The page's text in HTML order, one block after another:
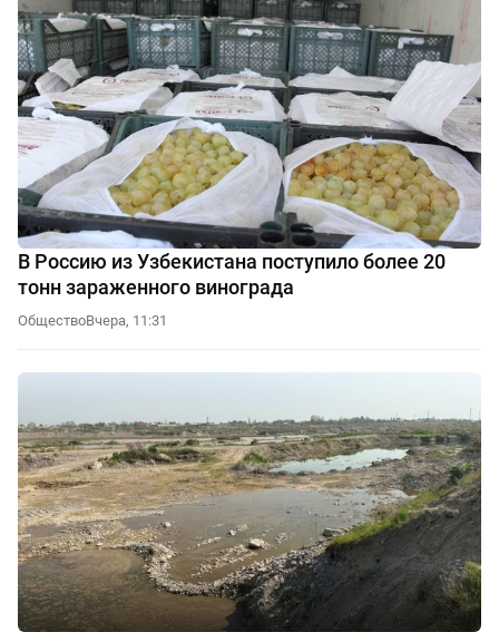
В Россию из Узбекистана поступило более 20
тонн зараженного винограда
ОбществоВчера, 11:31